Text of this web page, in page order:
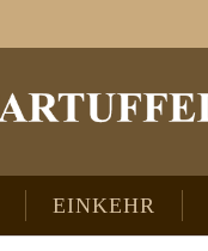
EINKEHR